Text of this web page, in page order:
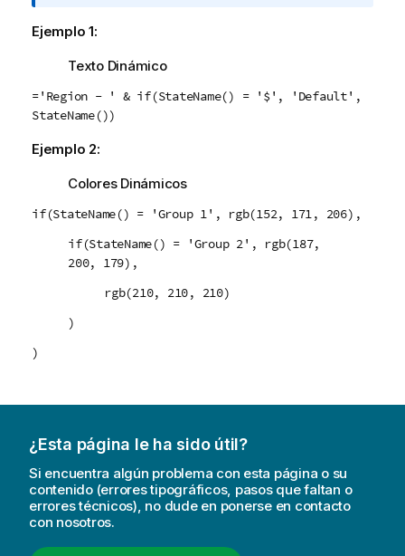
i
f
r
m
a
i
Ejemplo 1:
Texto Dinámico
='Region - ' & if(StateName() = '$', 'Default',
StateName())
Ejemplo 2:
Colores Dinámicos
if(StateName() = 'Group 1', rgb(152, 171, 206),
if(StateName() = 'Group 2', rgb(187,
200, 179),
rgb(210, 210, 210)
)
)
¿Esta página le ha sido útil?
Si encuentra algún problema con esta página o su
contenido (errores tipográficos, pasos que faltan o
errores técnicos), no dude en ponerse en contacto
con nosotros.